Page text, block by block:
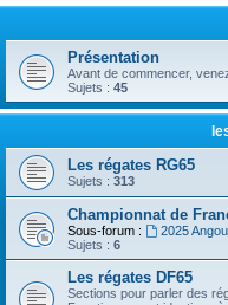
Présentation
Avant de commencer,
Sujets : 45
Les régates RG65
Sujets : 313
Championnat de
Sous-forum :
2025
Sujets : 6
Les régates DF65
Sections pour parler des